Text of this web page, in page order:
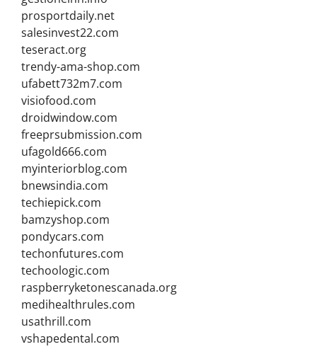
prosportdaily.net
salesinvest22.com
teseract.org
trendy-ama-shop.com
ufabett732m7.com
visiofood.com
droidwindow.com
freeprsubmission.com
ufagold666.com
myinteriorblog.com
bnewsindia.com
techiepick.com
bamzyshop.com
pondycars.com
techonfutures.com
techoologic.com
raspberryketonescanada.org
medihealthrules.com
usathrill.com
vshapedental.com